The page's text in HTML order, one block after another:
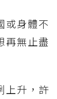
或身體不
再無止盡
上升，許